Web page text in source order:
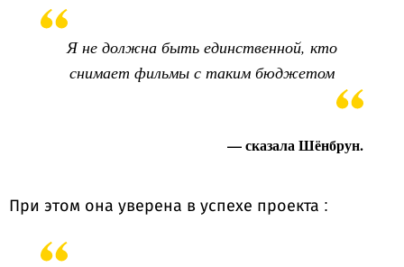
Я не должна быть единственной, кто
снимает фильмы с таким бюджетом
— сказала Шёнбрун.
При этом она уверена в успехе проекта :